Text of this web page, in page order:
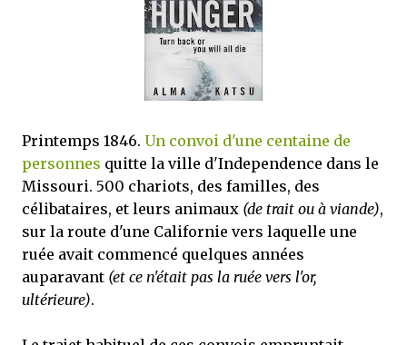
mettre sous tous les yeux. C'est cela...
Printemps 1846. Un convoi d'une centaine de
personnes quitte la ville d'Independence dans le
Missouri. 500 chariots, des familles, des
célibataires, et leurs animaux (de trait ou à viande),
sur la route d'une Californie vers laquelle une
ruée avait commencé quelques années
auparavant (et ce n'était pas la ruée vers l'or,
ultérieure).